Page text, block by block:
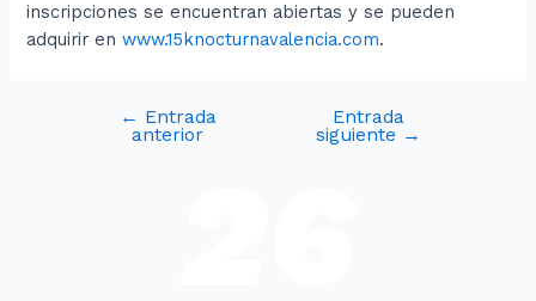
inscripciones se encuentran abiertas y se pueden
adquirir enwww.15knocturnavalencia.com.
← Entrada
anterior
Entrada
siguiente →